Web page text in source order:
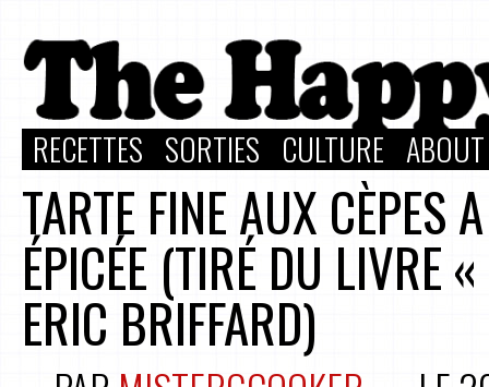
RECETTES SORTIES CULTURE
TARTE FINE AUX CÈPES
ÉPICÉE (TIRÉ DU LIVRE
ERIC BRIFFARD)